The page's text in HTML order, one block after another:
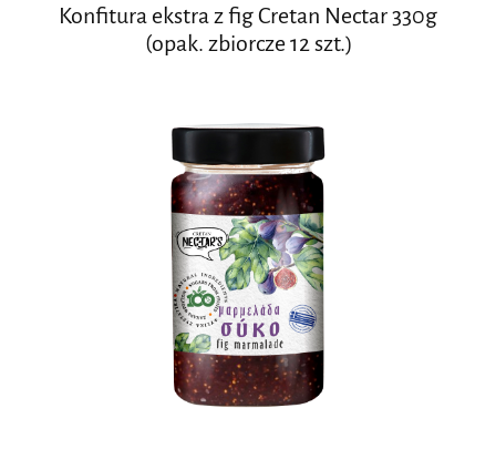
Konfitura ekstra z fig Cretan Nectar 330g
(opak. zbiorcze 12 szt.)